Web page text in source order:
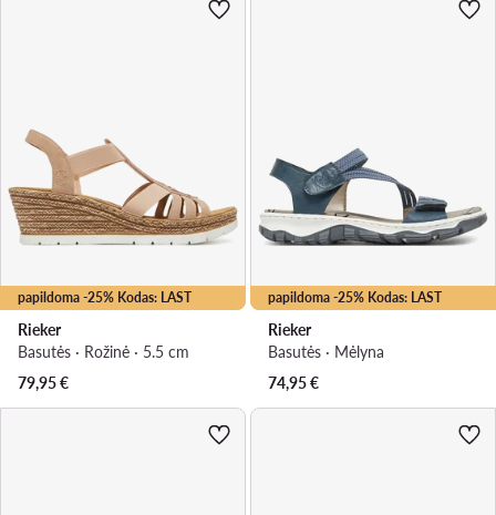
papildoma -25% Kodas: LAST
Rieker
Basutės · Rožinė · 5.5 cm
79,95€
papildoma -25% Kodas: LAST
Rieker
Basutės · Mėlyna
74,95€